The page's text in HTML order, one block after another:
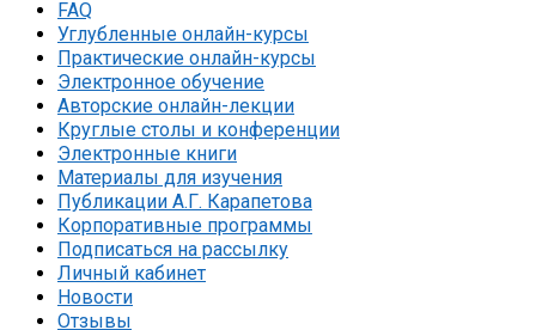
FAQ
Углубленные онлайн-курсы
Практические онлайн-курсы
Электронное обучение
Авторские онлайн-лекции
Круглые столы и конференции
Электронные книги
Материалы для изучения
Публикации А.Г. Карапетова
Корпоративные программы
Подписаться на рассылку
Личный кабинет
Новости
Отзывы